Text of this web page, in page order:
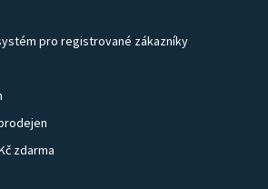
pro registrované zákazníky
zdarma